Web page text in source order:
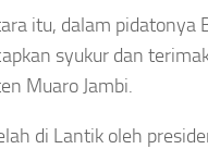
itu, dalam pidatonya
syukur dan
Muaro Jambi.
di Lantik oleh